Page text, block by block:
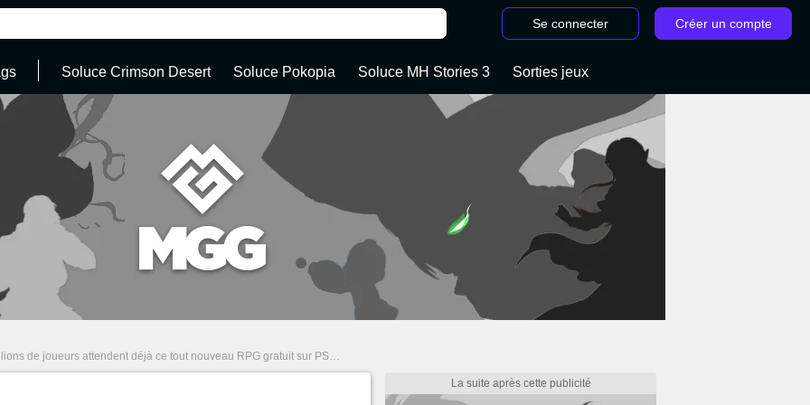
Se connecter Créer un compte
Soluce Crimson Desert Soluce Pokopia Soluce MH Stories 3 Sorties jeux
de joueurs attendent déjà ce tout nouveau RPG gratuit sur PS5 et Steam